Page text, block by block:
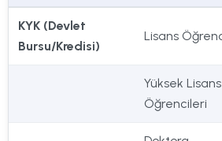
KYK (Devlet
Bursu/Kredisi)
Lisans
Yüksek Lisans
Öğrencileri